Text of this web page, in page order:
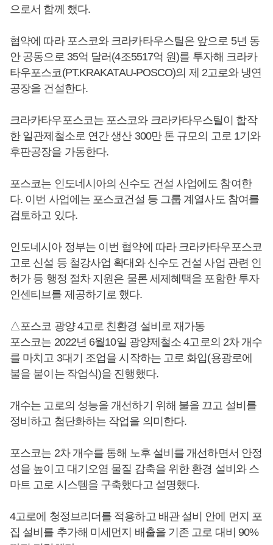
으로서 함께 했다.
협약에 따라 포스코와 크라카타우스틸은 앞으로 5년 동
안 공동으로 35억 달러(4조5517억 원)를 투자해 크라카
타우포스코(PT.KRAKATAU-POSCO)의 제 2고로와 냉연
공장을 건설한다.
크라카타우포스코는 포스코와 크라카타우스틸이 합작
한 일관제철소로 연간 생산 300만 톤 규모의 고로 1기와
후판공장을 가동한다.
포스코는 인도네시아의 신수도 건설 사업에도 참여한
다. 이번 사업에는 포스코건설 등 그룹 계열사도 참여를
검토하고 있다.
인도네시아 정부는 이번 협약에 따라 크라카타우포스코
고로 신설 등 철강사업 확대와 신수도 건설 사업 관련 인
허가 등 행정 절차 지원은 물론 세제혜택을 포함한 투자
인센티브를 제공하기로 했다.
△포스코 광양 4고로 친환경 설비로 재가동
포스코는 2022년 6월10일 광양제철소 4고로의 2차 개수
를 마치고 3대기 조업을 시작하는 고로 화입(용광로에
불을 붙이는 작업식)을 진행했다.
개수는 고로의 성능을 개선하기 위해 불을 끄고 설비를
정비하고 첨단화하는 작업을 의미한다.
포스코는 2차 개수를 통해 노후 설비를 개선하면서 안정
성을 높이고 대기오염 물질 감축을 위한 환경 설비와 스
마트 고로 시스템을 구축했다고 설명했다.
4고로에 청정브리더를 적용하고 배관 설비 안에 먼지 포
집 설비를 추가해 미세먼지 배출을 기존 고로 대비 90%